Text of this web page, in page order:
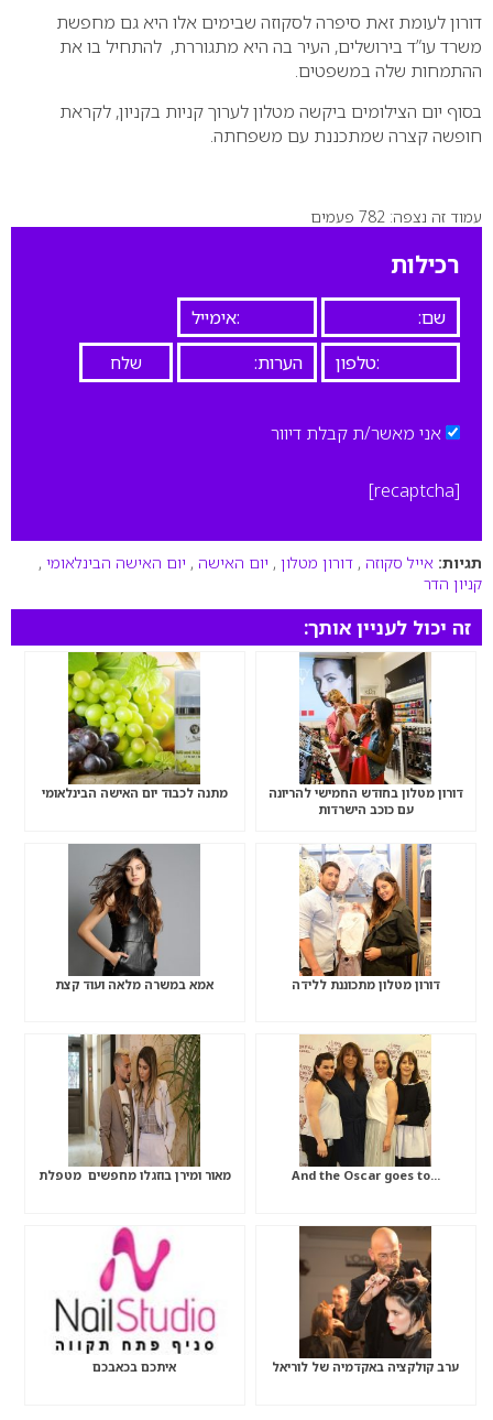
דורון לעומת זאת סיפרה לסקוזה שבימים אלו היא גם מחפשת
משרד עו”ד בירושלים, העיר בה היא מתגוררת, להתחיל בו את
ההתמחות שלה במשפטים.
בסוף יום הצילומים ביקשה מטלון לערוך קניות בקניון, לקראת
חופשה קצרה שמתכננת עם משפחתה.
עמוד זה נצפה: 782 פעמים
רכילות
אני מאשר/ת קבלת דיוור
[recaptcha]
תגיות: אייל סקוזה , דורון מטלון , יום האישה , יום האישה הבינלאומי ,
קניון הדר
זה יכול לעניין אותך:
דורון מטלון בחודש החמישי להריונה
עם כוכב הישרדות
מתנה לכבוד יום האישה הבינלאומי
דורון מטלון מתכוננת ללידה אמא במשרה מלאה ועוד קצת
…And the Oscar goes to מאור ומירן בוזגלו מחפשים מטפלת
ערב קולקציה באקדמיה של לוריאל איתכם בכאבכם